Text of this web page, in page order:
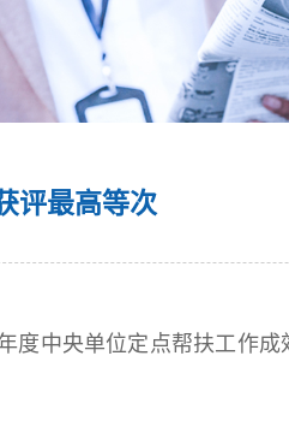
评最高等次
度中央单位定点帮扶工作